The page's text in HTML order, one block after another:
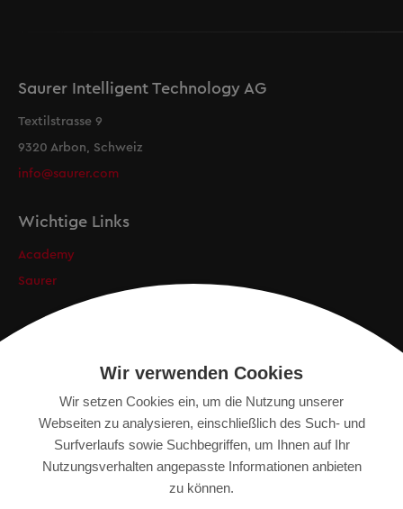
Saurer Intelligent Technology AG
Textilstrasse 9
9320 Arbon, Schweiz
info@saurer.com
Wichtige Links
Academy
Saurer
Newsletter
IMPRESSUM
DATENSCHUTZERKLÄRUNG
Wir verwenden Cookies
Wir setzen Cookies ein, um die Nutzung unserer
Webseiten zu analysieren, einschließlich des Such- und
Surfverlaufs sowie Suchbegriffen, um Ihnen auf Ihr
Nutzungsverhalten angepasste Informationen anbieten
zu können.